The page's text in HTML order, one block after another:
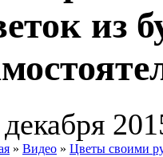
из
» Видео » Цветы своими